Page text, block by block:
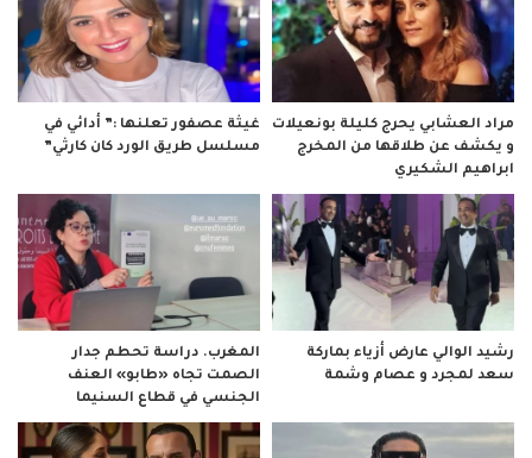
مراد العشابي يحرج كليلة بونعيلات
و يكشف عن طلاقها من المخرج
ابراهيم الشكيري
غيثة عصفور تعلنها :” أدائي في
مسلسل طريق الورد كان كارثي”
رشيد الوالي عارض أزياء بماركة
سعد لمجرد و عصام وشمة
المغرب. دراسة تحطم جدار
الصمت تجاه «طابو» العنف
الجنسي في قطاع السنيما